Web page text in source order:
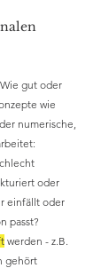
gut oder
wie
numerische,
oder
einfällt oder
passt?
werden - z.B.
gehört